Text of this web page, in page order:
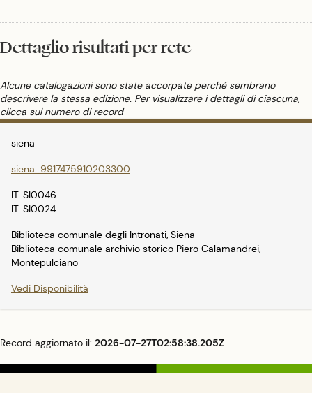
dell'Unione
europea, dalla
economica
europea con i
trattati di Roma
(1957) fino a
Dettaglio risultati per rete
Alcune catalogazioni sono state accorpate perché sembrano
descrivere la stessa edizione. Per visualizzare i dettagli di ciascuna,
clicca sul numero di record
siena
siena_9917475910203300
IT-SI0046
IT-SI0024
Biblioteca comunale degli Intronati, Siena
Biblioteca comunale archivio storico Piero Calamandrei,
Montepulciano
Vedi Disponibilità
Record aggiornato il: 2026-07-27T02:58:38.205Z